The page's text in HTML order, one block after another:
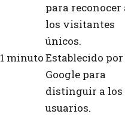
para reconocer
los visitantes
únicos.
1 minutoEstablecido por
Google para
distinguir a los
usuarios.